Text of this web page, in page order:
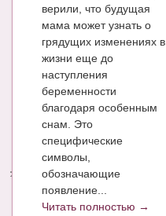
верили, что будущая
мама может узнать о
грядущих изменениях в
жизни еще до
наступления
беременности
благодаря особенным
снам. Это
специфические
символы,
обозначающие
появление...
Читать полностью →